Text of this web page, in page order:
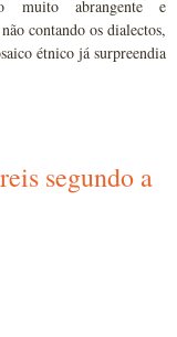
muito abrangente e
contando os dialectos,
étnico já surpreendia
segundo a